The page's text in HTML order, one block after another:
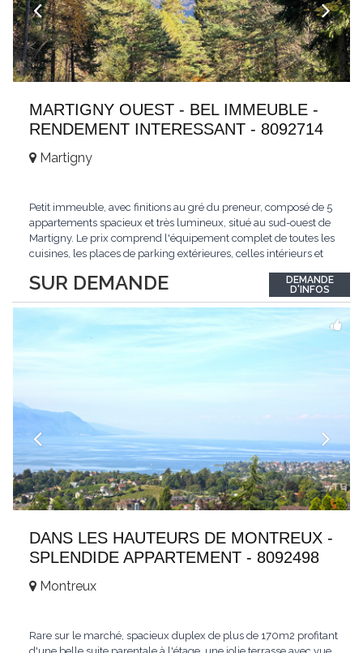
MARTIGNY OUEST - BEL IMMEUBLE -
RENDEMENT INTERESSANT - 8092714
SUR DEMANDE
Martigny
Petit immeuble, avec finitions au gré du preneur, composé de 5
appartements spacieux et très lumineux, situé au sud-ouest de
Martigny. Le prix comprend l'équipement complet de toutes les
cuisines, les places de parking extérieures, celles intérieurs et
opportunité exclusive avec un rendement intéressant. Plus
d'informations...
DEMANDE
D'INFOS
DANS LES HAUTEURS DE MONTREUX -
SPLENDIDE APPARTEMENT - 8092498
Montreux
Rare sur le marché, spacieux duplex de plus de 170m2 profitant